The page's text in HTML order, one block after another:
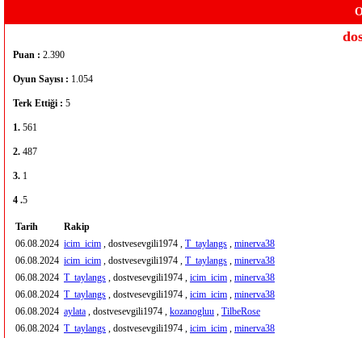
Puan : 2.390
Oyun Sayısı : 1.054
Terk Ettiği : 5
1. 561
2. 487
3. 1
4 .5
Tarih
Rakip
06.08.2024 icim_icim , dostvesevgili1974 , T_taylangs , minerva38
06.08.2024 icim_icim , dostvesevgili1974 , T_taylangs , minerva38
06.08.2024 T_taylangs , dostvesevgili1974 , icim_icim , minerva38
06.08.2024 T_taylangs , dostvesevgili1974 , icim_icim , minerva38
06.08.2024 aylata , dostvesevgili1974 , kozanogluu , TilbeRose
06.08.2024 T_taylangs , dostvesevgili1974 , icim_icim , minerva38